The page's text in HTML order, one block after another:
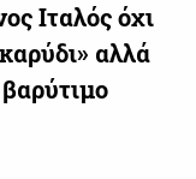
Ιταλός όχι
αλλά